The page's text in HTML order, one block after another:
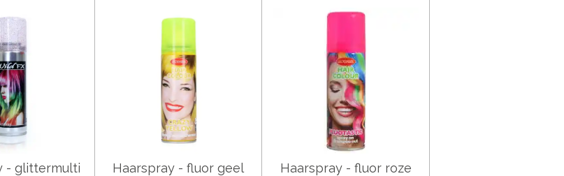
- glittermulti Haarspray - fluor geel Haarspray - fluor roze